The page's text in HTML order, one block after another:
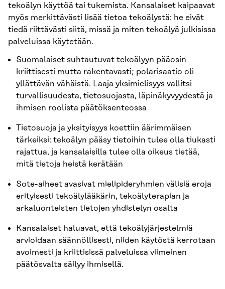
tekoälyn käyttöä tai tukemista. Kansalaiset kaipaavat
myös merkittävästi lisää tietoa tekoälystä: he eivät
tiedä riittävästi siitä, missä ja miten tekoälyä julkisissa
palveluissa käytetään.
Suomalaiset suhtautuvat tekoälyyn pääosin
kriittisesti mutta rakentavasti; polarisaatio oli
yllättävän vähäistä. Laaja yksimielisyys vallitsi
turvallisuudesta, tietosuojasta, läpinäkyvyydestä ja
ihmisen roolista päätöksenteossa
Tietosuoja ja yksityisyys koettiin äärimmäisen
tärkeiksi: tekoälyn pääsy tietoihin tulee olla tiukasti
rajattua, ja kansalaisilla tulee olla oikeus tietää,
mitä tietoja heistä kerätään
Sote-aiheet avasivat mielipideryhmien välisiä eroja
erityisesti tekoälylääkärin, tekoälyterapian ja
arkaluonteisten tietojen yhdistelyn osalta
Kansalaiset haluavat, että tekoälyjärjestelmiä
arvioidaan säännöllisesti, niiden käytöstä kerrotaan
avoimesti ja kriittisissä palveluissa viimeinen
päätösvalta säilyy ihmisellä.